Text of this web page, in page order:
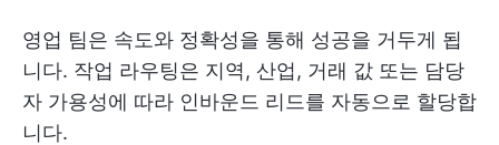
영업 팀은 속도와 정확성을 통해 성공을 거두게 됩
니다. 작업 라우팅은 지역, 산업, 거래 값 또는 담당
자 가용성에 따라 인바운드 리드를 자동으로 할당합
니다.